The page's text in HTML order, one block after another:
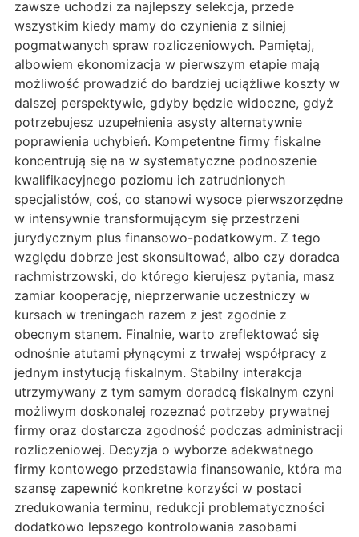
zawsze uchodzi za najlepszy selekcja, przede
wszystkim kiedy mamy do czynienia z silniej
pogmatwanych spraw rozliczeniowych. Pamiętaj,
albowiem ekonomizacja w pierwszym etapie mają
możliwość prowadzić do bardziej uciążliwe koszty w
dalszej perspektywie, gdyby będzie widoczne, gdyż
potrzebujesz uzupełnienia asysty alternatywnie
poprawienia uchybień. Kompetentne firmy fiskalne
koncentrują się na w systematyczne podnoszenie
kwalifikacyjnego poziomu ich zatrudnionych
specjalistów, coś, co stanowi wysoce pierwszorzędne
w intensywnie transformującym się przestrzeni
jurydycznym plus finansowo-podatkowym. Z tego
względu dobrze jest skonsultować, albo czy doradca
rachmistrzowski, do którego kierujesz pytania, masz
zamiar kooperację, nieprzerwanie uczestniczy w
kursach w treningach razem z jest zgodnie z
obecnym stanem. Finalnie, warto zreflektować się
odnośnie atutami płynącymi z trwałej współpracy z
jednym instytucją fiskalnym. Stabilny interakcja
utrzymywany z tym samym doradcą fiskalnym czyni
możliwym doskonalej rozeznać potrzeby prywatnej
firmy oraz dostarcza zgodność podczas administracji
rozliczeniowej. Decyzja o wyborze adekwatnego
firmy kontowego przedstawia finansowanie, która ma
szansę zapewnić konkretne korzyści w postaci
zredukowania terminu, redukcji problematyczności
dodatkowo lepszego kontrolowania zasobami